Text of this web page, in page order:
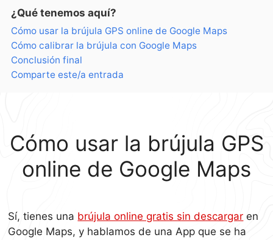
¿Qué tenemos aquí?
Cómo usar la brújula GPS online de Google Maps
Cómo calibrar la brújula con Google Maps
Conclusión final
Comparte este/a entrada
Cómo usar la brújula GPS
online de Google Maps
Sí, tienes una brújula online gratis sin descargar en
Google Maps, y hablamos de una App que se ha